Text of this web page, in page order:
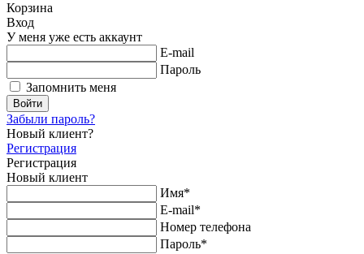
Корзина
Вход
У меня уже есть аккаунт
E-mail
Пароль
Запомнить меня
Войти
Забыли пароль?
Новый клиент?
Регистрация
Регистрация
Новый клиент
Имя*
E-mail*
Номер телефона
Пароль*